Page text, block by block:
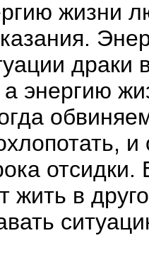
жизни
драки
энергию
отсидки.
жить в